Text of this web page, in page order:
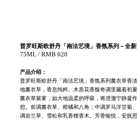
普罗旺斯欧舒丹「南法艺境」香氛系列－全新
75ML / RMB 620
产品介绍：
普罗旺斯欧舒丹「南法艺境」香氛系列薰衣草香
地薰衣草，香息纯粹。木质花香馥奇调里藏着初
薰衣草紫雾，如大地温柔的呼吸，将澄澈宁静凝
想。前调薰衣草、柑橘和八角；中调罗马洋甘菊
调岩兰草、雪松和乳香檀香木。芳香愉悦，安抚